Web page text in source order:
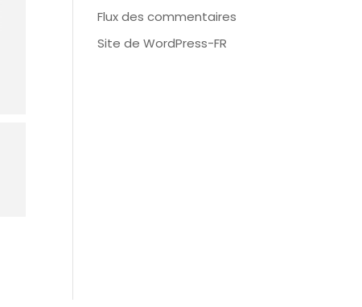
Flux des commentaires
Site de WordPress-FR